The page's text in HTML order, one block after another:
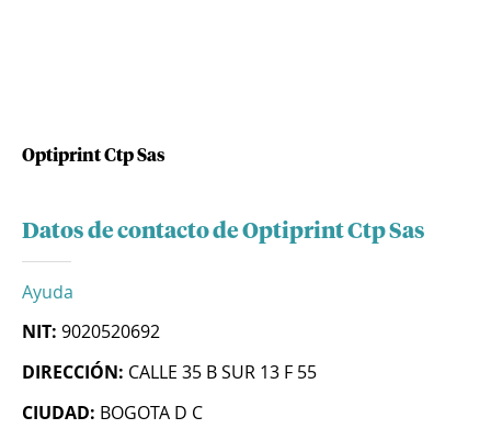
Optiprint Ctp Sas
Datos de contacto de Optiprint Ctp Sas
Ayuda
NIT: 9020520692
DIRECCIÓN: CALLE 35 B SUR 13 F 55
CIUDAD: BOGOTA D C